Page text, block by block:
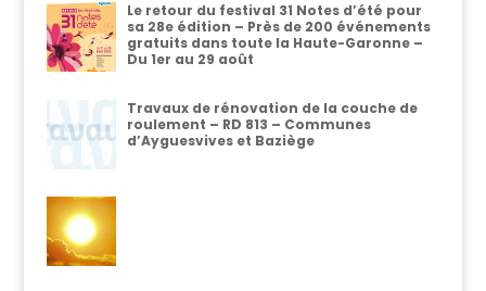
Le retour du festival 31 Notes d’été pour
sa 28e édition – Près de 200 événements
gratuits dans toute la Haute-Garonne –
Du 1er au 29 août
Travaux de rénovation de la couche de
roulement – RD 813 – Communes
d’Ayguesvives et Baziège